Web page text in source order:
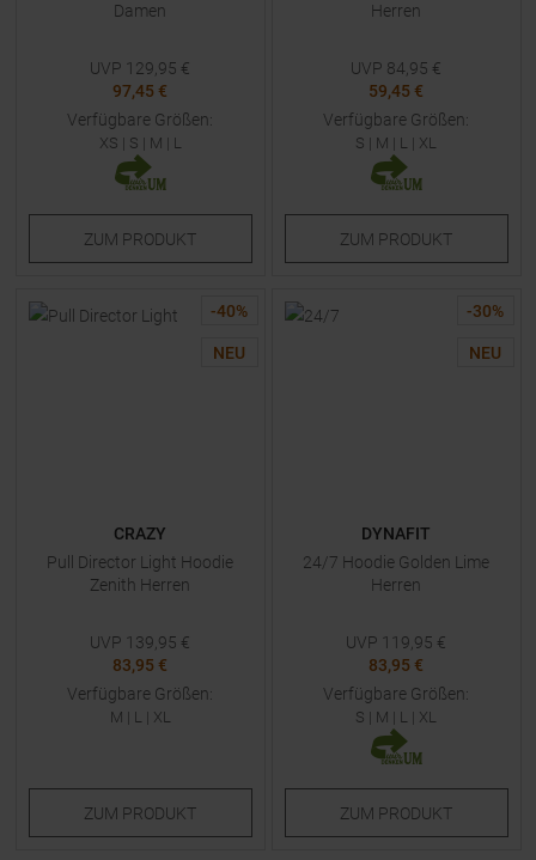
Damen
UVP 129,95 €
97,45 €
Verfügbare Größen:
XS | S | M | L
ZUM PRODUKT
Herren
UVP 84,95 €
59,45 €
Verfügbare Größen:
S | M | L | XL
ZUM PRODUKT
-40%
NEU
CRAZY
Pull Director Light Hoodie
Zenith Herren
UVP 139,95 €
83,95 €
Verfügbare Größen:
M | L | XL
ZUM PRODUKT
-30%
NEU
DYNAFIT
24/7 Hoodie Golden Lime
Herren
UVP 119,95 €
83,95 €
Verfügbare Größen:
S | M | L | XL
ZUM PRODUKT